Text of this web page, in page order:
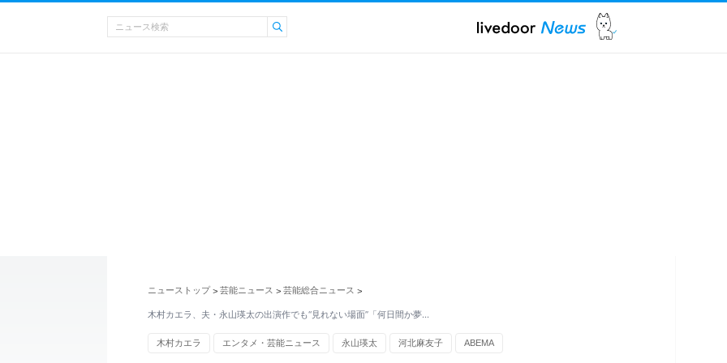
ニューストップ > 芸能ニュース > 芸能総合ニュース >
木村カエラ、夫・永山瑛太の出演作でも“見れない場面”「何日間か夢…
木村カエラ エンタメ・芸能ニュース 永山瑛太 河北麻友子 ABEMA